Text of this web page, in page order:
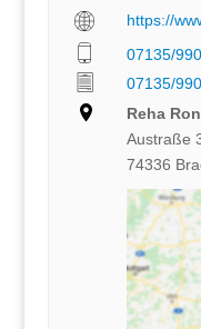
https://
07135/
07135/
Reha
Austraße
74336